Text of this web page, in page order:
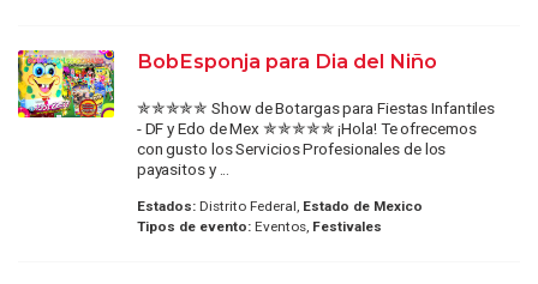
BobEsponja para Dia del Niño
✯✯✯✯✯ Show de Botargas para Fiestas Infantiles
- DF y Edo de Mex ✯✯✯✯✯ ¡Hola! Te ofrecemos
con gusto los Servicios Profesionales de los
payasitos y ...
Estados:Distrito Federal, Estado de Mexico
Tipos de evento:Eventos, Festivales